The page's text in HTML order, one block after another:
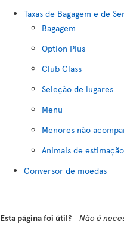
Taxas de Bagagem e de
Bagagem
Option Plus
Club Class
Seleção de lugares
Menu
Menores não
Animais de
Conversor de moedas
Esta página foi útil? Não é